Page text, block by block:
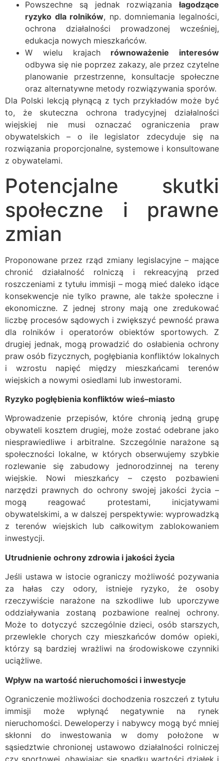
Powszechne są jednak rozwiązaniałagodzące
ryzyko dla rolników, np. domniemania legalności,
ochrona działalności prowadzonej wcześniej,
edukacja nowych mieszkańców.
W wielu krajach równoważenie interesów
odbywa się nie poprzez zakazy, ale przez czytelne
planowanie przestrzenne, konsultacje społeczne
oraz alternatywne metody rozwiązywania sporów.
Dla Polski lekcją płynącą z tych przykładów może być
to, że skuteczna ochrona tradycyjnej działalności
wiejskiej nie musi oznaczać ograniczenia praw
obywatelskich – o ile legislator zdecyduje się na
rozwiązania proporcjonalne, systemowe i konsultowane
z obywatelami.
Potencjalne skutki
społeczne i prawne
zmian
Proponowane przez rząd zmiany legislacyjne – mające
chronić działalność rolniczą i rekreacyjną przed
roszczeniami z tytułu immisji – mogą mieć daleko idące
konsekwencje nie tylko prawne, ale także społeczne i
ekonomiczne. Z jednej strony mają one zredukować
liczbę procesów sądowych i zwiększyć pewność prawa
dla rolników i operatorów obiektów sportowych. Z
drugiej jednak, mogą prowadzić do osłabienia ochrony
praw osób fizycznych, pogłębiania konfliktów lokalnych
i wzrostu napięć między mieszkańcami terenów
wiejskich a nowymi osiedlami lub inwestorami.
Ryzyko pogłębienia konfliktów wieś–miasto
Wprowadzenie przepisów, które chronią jedną grupę
obywateli kosztem drugiej, może zostać odebrane jako
niesprawiedliwe i arbitralne. Szczególnie narażone są
społeczności lokalne, w których obserwujemy szybkie
rozlewanie się zabudowy jednorodzinnej na tereny
wiejskie. Nowi mieszkańcy – często pozbawieni
narzędzi prawnych do ochrony swojej jakości życia –
mogą reagować protestami, inicjatywami
obywatelskimi, a w dalszej perspektywie: wyprowadzką
z terenów wiejskich lub całkowitym zablokowaniem
inwestycji.
Utrudnienie ochrony zdrowia i jakości życia
Jeśli ustawa w istocie ograniczy możliwość pozywania
za hałas czy odory, istnieje ryzyko, że osoby
rzeczywiście narażone na szkodliwe lub uporczywe
oddziaływania zostaną pozbawione realnej ochrony.
Może to dotyczyć szczególnie dzieci, osób starszych,
przewlekle chorych czy mieszkańców domów opieki,
którzy są bardziej wrażliwi na środowiskowe czynniki
uciążliwe.
Wpływ na wartość nieruchomości i inwestycje
Ograniczenie możliwości dochodzenia roszczeń z tytułu
immisji może wpłynąć negatywnie na rynek
nieruchomości. Deweloperzy i nabywcy mogą być mniej
skłonni do inwestowania w domy położone w
sąsiedztwie chronionej ustawowo działalności rolniczej
czy sportowej, obawiając się spadku wartości działek i